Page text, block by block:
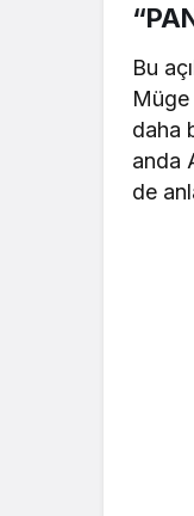
Bu
Müge
daha
anda
de